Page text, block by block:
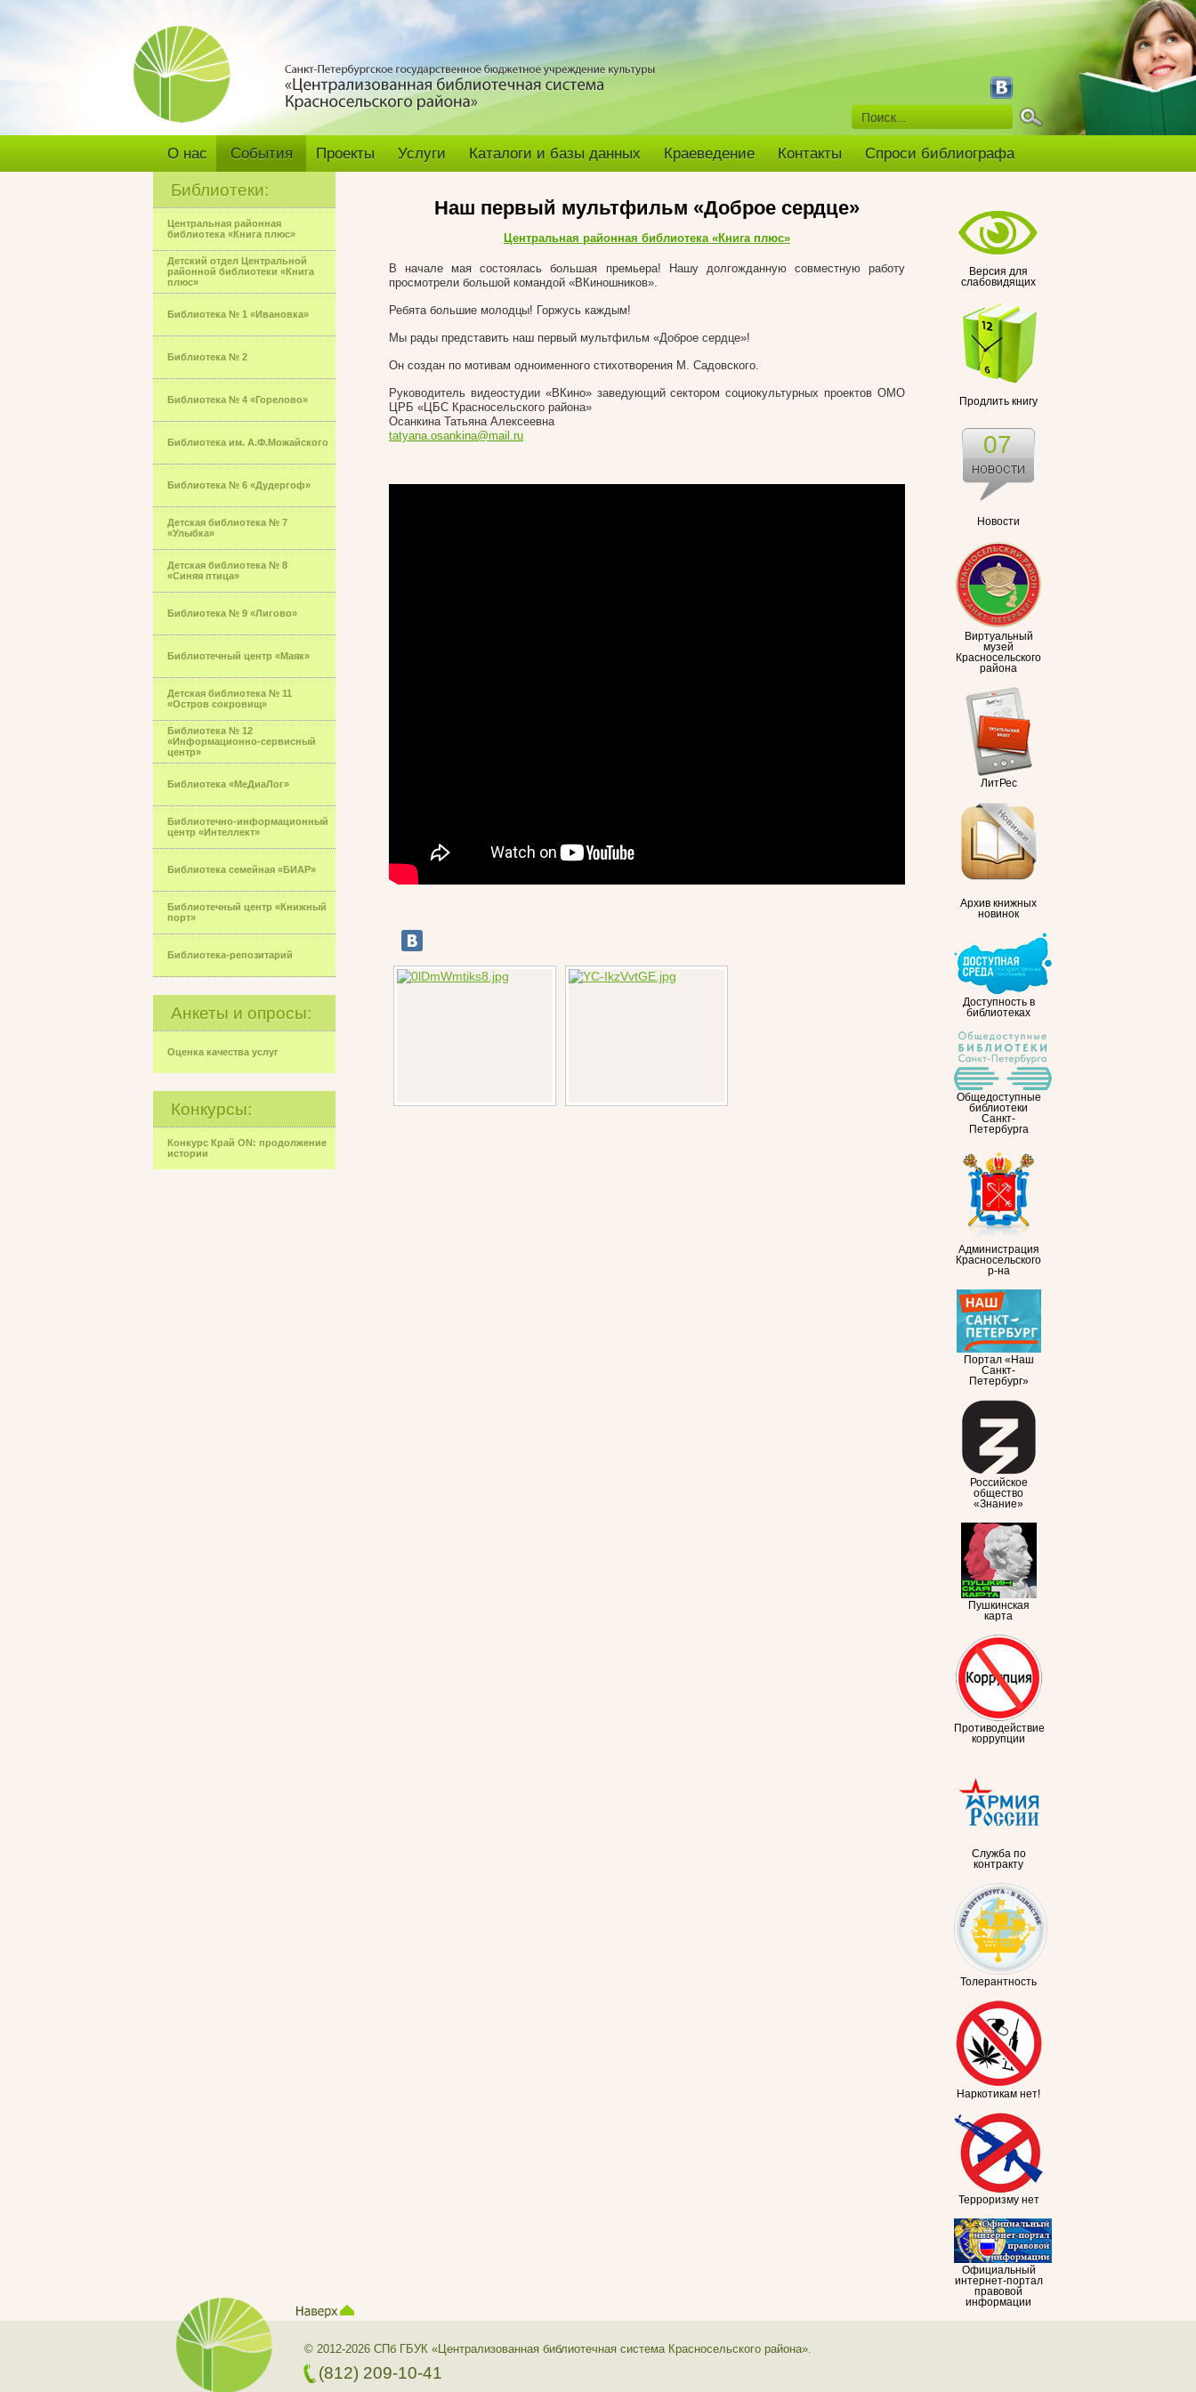
О нас События Проекты Услуги Каталоги и базы данных Краеведение Контакты Спроси библиографа
Библиотеки:
Центральная районная
библиотека «Книга плюс»
Детский отдел Центральной
районной библиотеки «Книга
плюс»
Библиотека № 1 «Ивановка»
Библиотека № 2
Библиотека № 4 «Горелово»
Библиотека им. А.Ф.Можайского
Библиотека № 6 «Дудергоф»
Детская библиотека № 7
«Улыбка»
Детская библиотека № 8
«Синяя птица»
Библиотека № 9 «Лигово»
Библиотечный центр «Маяк»
Детская библиотека № 11
«Остров сокровищ»
Библиотека № 12
«Информационно-сервисный
центр»
Библиотека «МеДиаЛог»
Библиотечно-информационный
центр «Интеллект»
Библиотека семейная «БИАР»
Библиотечный центр «Книжный
порт»
Библиотека-репозитарий
Анкеты и опросы:
Оценка качества услуг
Конкурсы:
Конкурс Край ON: продолжение
истории
Версия для
слабовидящих
Продлить книгу
Новости
07
Виртуальный
музей
Красносельского
района
ЛитРес
Архив книжных
новинок
Доступность в
библиотеках
Общедоступные
библиотеки
Санкт-
Петербурга
Администрация
Красносельского
р-на
Портал «Наш
Санкт-
Петербург»
Российское
общество
«Знание»
Пушкинская
карта
Противодействие
коррупции
Служба по
контракту
Толерантность
Наркотикам нет!
Терроризму нет
Официальный
интернет-портал
правовой
информации
Наш первый мультфильм «Доброе сердце»
Центральная районная библиотека «Книга плюс»
В начале мая состоялась большая премьера! Нашу долгожданную совместную работу
просмотрели большой командой «ВКиношников».
Ребята большие молодцы! Горжусь каждым!
Мы рады представить наш первый мультфильм «Доброе сердце»!
Он создан по мотивам одноименного стихотворения М. Садовского.
Руководитель видеостудии «ВКино» заведующий сектором социокультурных проектов ОМО
ЦРБ «ЦБС Красносельского района»
Осанкина Татьяна Алексеевна
tatyana.osankina@mail.ru
© 2012-2026 СПб ГБУК «Централизованная библиотечная система Красносельского района».
(812) 209-10-41